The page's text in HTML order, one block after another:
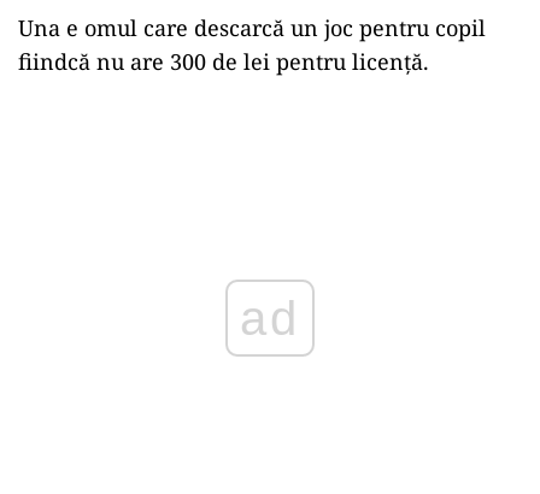
Una e omul care descarcă un joc pentru copil
fiindcă nu are 300 de lei pentru licență.
ad